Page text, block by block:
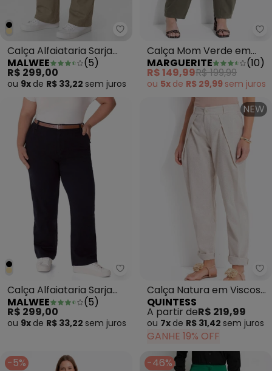
Malwee - Calça Alfaiataria
Calça Alfaiataria Sarja
Plus Taupe
MALWEE (5)
R$ 299,00
ou 9x de R$ 33,22 sem juros
Calça Mom Verde em
Sarja
MARGUERITE (10)
R$ 149,99R$ 199,99
ou 5x de R$ 29,99 sem juros
Malwee - Calça Alfaiataria
Calça Alfaiataria Sarja
Plus Preto
MALWEE (5)
R$ 299,00
ou 9x de R$ 33,22 sem juros
NEW
Calça Natura em Viscose
com Linho
QUINTESS
A partir deR$ 219,99
ou 7x de R$ 31,42 sem juros
GANHE 19% OFF
-5%
-46%